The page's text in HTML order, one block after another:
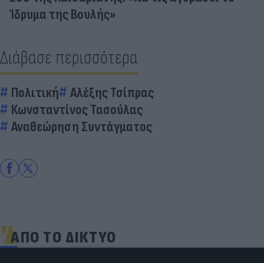
Ίδρυμα της Βουλής»
Διάβασε περισσότερα
Πολιτική
Αλέξης Τσίπρας
Κωνσταντίνος Τασούλας
Αναθεώρηση Συντάγματος
ΑΠΟ ΤΟ ΔΙΚΤΥΟ